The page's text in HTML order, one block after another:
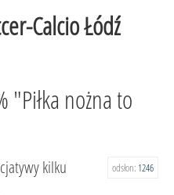
Calcio Łódź
"Piłka nożna to
odsłon: 1246
kilku